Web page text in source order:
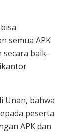
semua APK
secara baik-
Unan, bahwa
peserta
APK dan